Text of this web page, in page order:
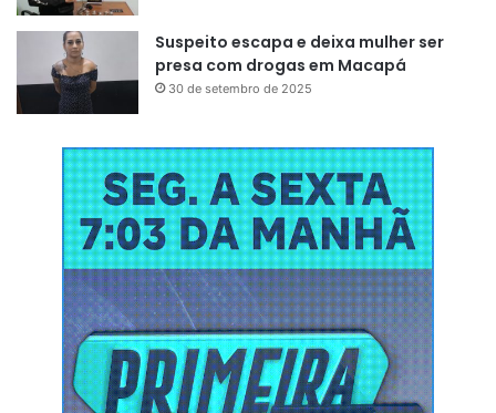
Suspeito escapa e deixa mulher ser
presa com drogas em Macapá
30 de setembro de 2025